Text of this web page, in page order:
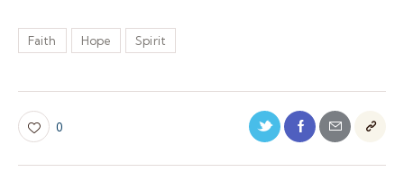
Faith Hope Spirit
0